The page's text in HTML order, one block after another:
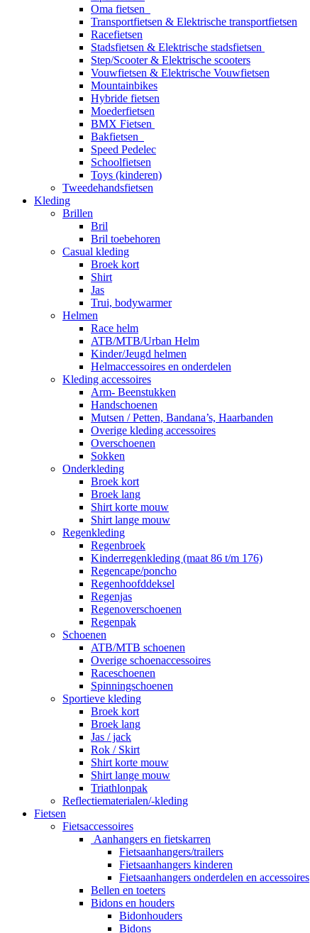
Oma fietsen
Transportfietsen & Elektrische transportfietsen
Racefietsen
Stadsfietsen & Elektrische stadsfietsen
Step/Scooter & Elektrische scooters
Vouwfietsen & Elektrische Vouwfietsen
Mountainbikes
Hybride fietsen
Moederfietsen
BMX Fietsen
Bakfietsen
Speed Pedelec
Schoolfietsen
Toys (kinderen)
Tweedehandsfietsen
Kleding
Brillen
Bril
Bril toebehoren
Casual kleding
Broek kort
Shirt
Jas
Trui, bodywarmer
Helmen
Race helm
ATB/MTB/Urban Helm
Kinder/Jeugd helmen
Helmaccessoires en onderdelen
Kleding accessoires
Arm- Beenstukken
Handschoenen
Mutsen / Petten, Bandana’s, Haarbanden
Overige kleding accessoires
Overschoenen
Sokken
Onderkleding
Broek kort
Broek lang
Shirt korte mouw
Shirt lange mouw
Regenkleding
Regenbroek
Kinderregenkleding (maat 86 t/m 176)
Regencape/poncho
Regenhoofddeksel
Regenjas
Regenoverschoenen
Regenpak
Schoenen
ATB/MTB schoenen
Overige schoenaccessoires
Raceschoenen
Spinningschoenen
Sportieve kleding
Broek kort
Broek lang
Jas / jack
Rok / Skirt
Shirt korte mouw
Shirt lange mouw
Triathlonpak
Reflectiematerialen/-kleding
Fietsen
Fietsaccessoires
Aanhangers en fietskarren
Fietsaanhangers/trailers
Fietsaanhangers kinderen
Fietsaanhangers onderdelen en accessoires
Bellen en toeters
Bidons en houders
Bidonhouders
Bidons